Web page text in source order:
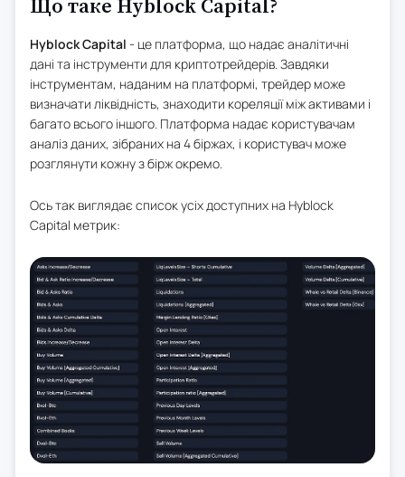
Що таке Hyblock Capital?
Hyblock Capital - це платформа, що надає аналітичні
дані та інструменти для криптотрейдерів. Завдяки
інструментам, наданим на платформі, трейдер може
визначати ліквідність, знаходити кореляції між активами і
багато всього іншого. Платформа надає користувачам
аналіз даних, зібраних на 4 біржах, і користувач може
розглянути кожну з бірж окремо.
Ось так виглядає список усіх доступних на Hyblock
Capital метрик: